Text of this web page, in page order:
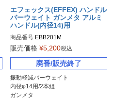
エフェックス(EFFEX) ハンドル
バーウェイト ガンメタ アルミ
ハンドル(内径14)用
商品番号 EBB201M
販売価格 ¥5,200税込
廃番/販売終了
振動軽減バーウェイト
内径φ14用/2本組
ガンメタ